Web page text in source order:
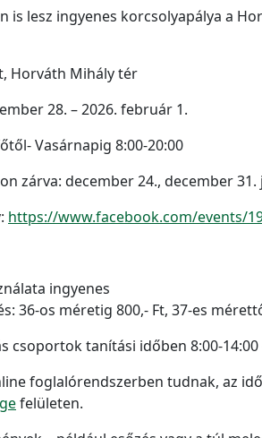
is lesz ingyenes korcsolyapálya a
Horváth Mihály tér
28. – 2026. február 1.
Vasárnapig 8:00-20:00
zárva: december 24., december 31.
https://www.facebook.com/events/
ingyenes
36-os méretig 800,- Ft, 37-es
csoportok tanítási időben 8:00-
foglalórendszerben tudnak, az
felületen.